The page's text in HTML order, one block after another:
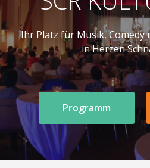
Ihr Platz für Musik, Comedy
in Herzen
Programm